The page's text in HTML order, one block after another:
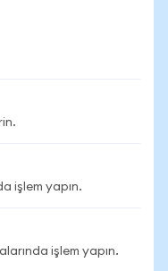
işlem yapın.
işlem yapın.